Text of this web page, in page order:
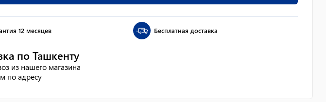
12 месяцев Бесплатная доставка
по Ташкенту
из нашего магазина
по адресу